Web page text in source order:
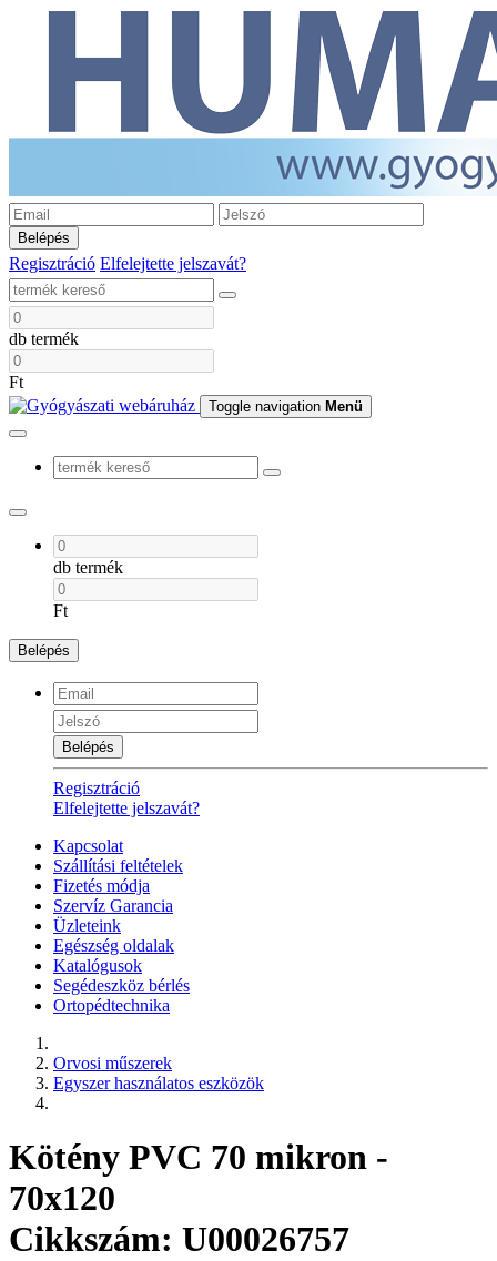
Belépés
Regisztráció Elfelejtette jelszavát?
db termék
Ft
Toggle navigation Menü
db termék
Ft
Belépés
Belépés
Regisztráció
Elfelejtette jelszavát?
Kapcsolat
Szállítási feltételek
Fizetés módja
Szervíz Garancia
Üzleteink
Egészség oldalak
Katalógusok
Segédeszköz bérlés
Ortopédtechnika
Orvosi műszerek
Egyszer használatos eszközök
Kötény PVC 70 mikron -
70x120
Cikkszám: U00026757